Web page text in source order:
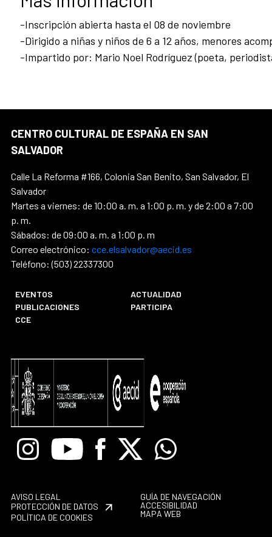
-Inscripción abierta hasta el 08 de noviembre
-Dirigido a niñas y niños de 6 a 12 años, menores
-Impartido por: Mario Noel Rodríguez (poeta,
CENTRO CULTURAL DE ESPAÑA EN SAN
SALVADOR
Calle La Reforma #166, Colonia San Benito, San Salvador, El
Salvador
Martes a viernes: de 10:00 a. m. a 1:00 p. m. y de 2:00 a 7:00
p. m.
Sábados: de 09:00 a. m. a 1:00 p. m
Correo electrónico: cce.elsalvador@aecid.es
Teléfono: (503) 22337300
EVENTOS
ACTUALIDAD
PUBLICACIONES
PARTICIPA
CCE
InstagramYoutube Facebook
X Whatsapp
AVISO LEGAL
PROTECCIÓN DE DATOS
POLÍTICA DE COOKIES
GUÍA DE NAVEGACIÓN
ACCESIBILIDAD
MAPA WEB